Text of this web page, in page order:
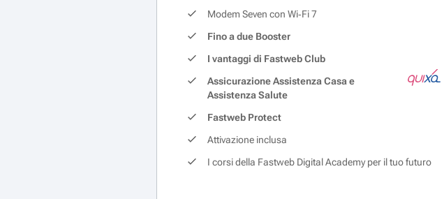
Modem Seven con Wi‑Fi 7
Fino a due Booster
I vantaggi di Fastweb Club
Assicurazione Assistenza Casa e
Assistenza Salute
Fastweb Protect
Attivazione inclusa
I corsi della Fastweb Digital Academy per il tuo futuro